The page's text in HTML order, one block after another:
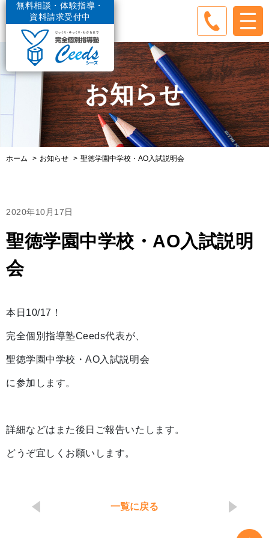
無料相談・体験指導・
資料請求受付中
お知らせ
ホーム お知らせ 聖徳学園中学校・AO入試説明会
2020年10月17日
聖徳学園中学校・AO入試説明
会
本日10/17！
完全個別指導塾Ceeds代表が、
聖徳学園中学校・AO入試説明会
に参加します。
詳細などはまた後日ご報告いたします。
どうぞ宜しくお願いします。
一覧に戻る